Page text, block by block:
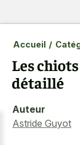
Accueil /
Les
détaillé
Auteur
Astride Guyot